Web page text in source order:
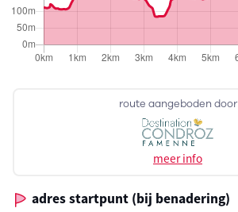
route aangeboden door
meer info
adres startpunt (bij benadering)